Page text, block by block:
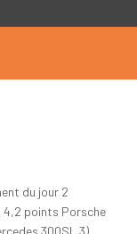
du jour 2
4,2 points Porsche
300SL 3)